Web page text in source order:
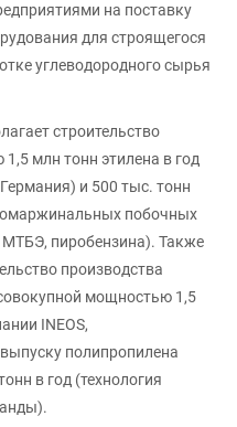
на поставку
для строящегося
углеводородного сырья
строительство
млн тонн этилена в год
и 500 тыс. тонн
побочных
МТБЭ, пиробензина). Также
производства
мощностью 1,5
INEOS,
полипропилена
в год (технология